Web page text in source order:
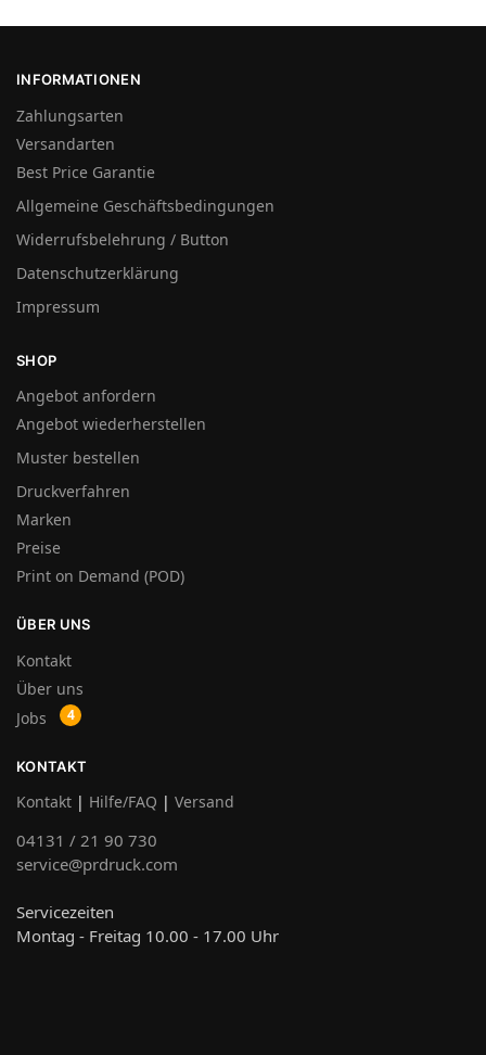
INFORMATIONEN
Zahlungsarten
Versandarten
Best Price Garantie
Allgemeine Geschäftsbedingungen
Widerrufsbelehrung / Button
Datenschutzerklärung
Impressum
SHOP
Angebot anfordern
Angebot wiederherstellen
Muster bestellen
Druckverfahren
Marken
Preise
Print on Demand (POD)
ÜBER UNS
Kontakt
Über uns
Jobs
KONTAKT
Kontakt | Hilfe/FAQ | Versand
04131 / 21 90 730
service@prdruck.com
Servicezeiten
Montag - Freitag 10.00 - 17.00 Uhr